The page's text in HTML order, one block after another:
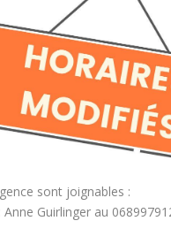
sont joignables :
Anne Guirlinger au